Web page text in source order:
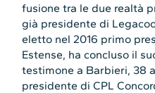
fusione tra le due realtà
già presidente di
eletto nel 2016 primo
Estense, ha concluso il
testimone a Barbieri, 38
presidente di CPL